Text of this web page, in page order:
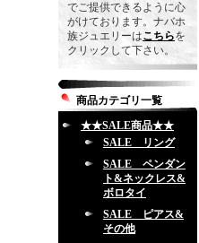
でご提供できるように心
がけております。ナバホ
族ジュエリーはこちらを
クリックして下さい。
商品カテゴリ一覧
★★SALE商品★★
SALE リング
SALE ペンダン
ト&ネックレス&
ボロタイ
SALE ピアス&
その他